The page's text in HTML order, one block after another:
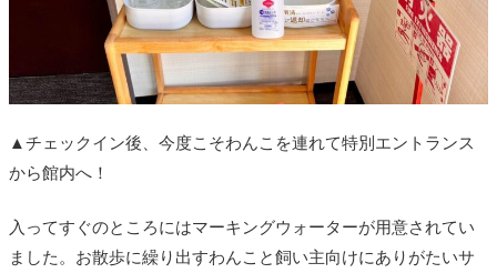
▲チェックイン後、今度こそわんこを連れて特別エントランス
から館内へ！
入ってすぐのところにはマーキングウォーターが用意されてい
ました。お散歩に繰り出すわんこと飼い主向けにありがたいサ